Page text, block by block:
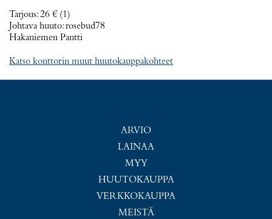
Tarjous:26 € (1)
Johtava huuto:rosebud78
Hakaniemen Pantti
Katso konttorin muut huutokauppakohteet
ARVIO
LAINAA
MYY
HUUTOKAUPPA
VERKKOKAUPPA
MEISTÄ